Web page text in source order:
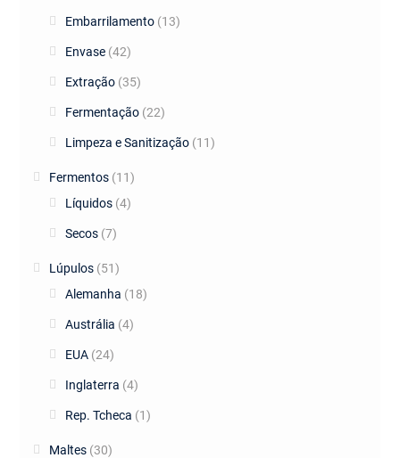
Embarrilamento (13)
Envase (42)
Extração (35)
Fermentação (22)
Limpeza e Sanitização (11)
Fermentos (11)
Líquidos (4)
Secos (7)
Lúpulos (51)
Alemanha (18)
Austrália (4)
EUA (24)
Inglaterra (4)
Rep. Tcheca (1)
Maltes (30)